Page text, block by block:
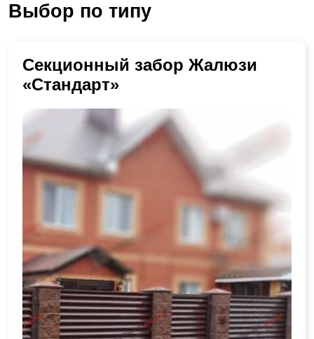
Выбор по типу
Секционный забор Жалюзи
«Стандарт»